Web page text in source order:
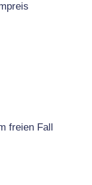
freien Fall